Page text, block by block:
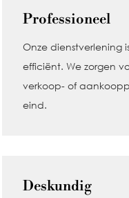
Professioneel
Onze dienstverlening
efficiënt. We zorgen
verkoop- of
eind.
Deskundig